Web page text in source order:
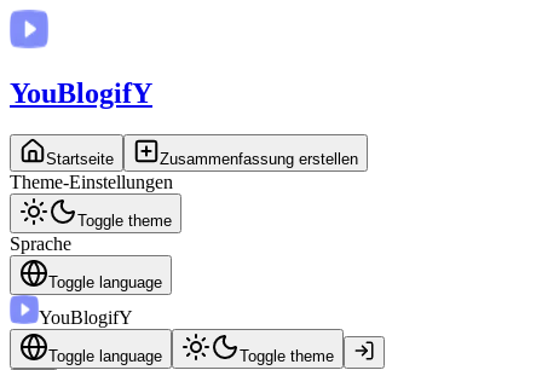
YouBlogifY
Startseite Zusammenfassung erstellen
Theme-Einstellungen
Toggle theme
Sprache
Toggle language
YouBlogifY
Toggle language Toggle theme